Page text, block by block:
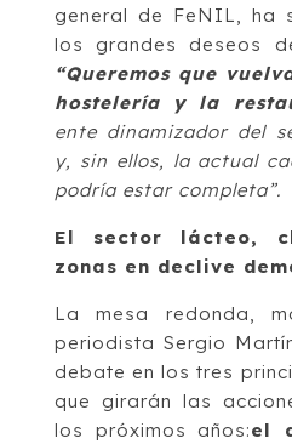
general de FeNIL, ha
los grandes deseos
“Queremos que
hostelería y la
ente dinamizador del
y, sin ellos, la actual
podría estar completa”.
El sector lácteo,
zonas en declive
La mesa redonda,
periodista Sergio
debate en los tres
que girarán las
los próximos años:el